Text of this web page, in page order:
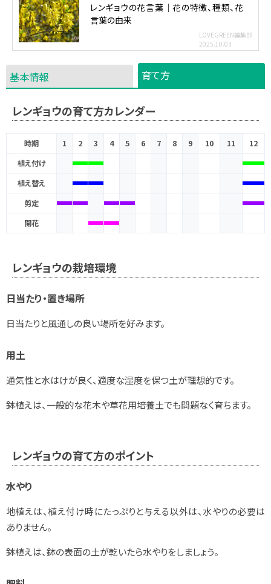
レンギョウの花言葉｜花の特徴、種類、花
言葉の由来
LOVEGREEN編集部
2025.10.03
基本情報 育て方
レンギョウの育て方カレンダー
時期 1 2 3 4 5 6 7 8 9 10 11
12
植え付け
植え替え
剪定
開花
レンギョウの栽培環境
日当たり・置き場所
日当たりと風通しの良い場所を好みます。
用土
通気性と水はけが良く、適度な湿度を保つ土が理想的です。
鉢植えは、一般的な花木や草花用培養土でも問題なく育ちます。
レンギョウの育て方のポイント
水やり
地植えは、植え付け時にたっぷりと与える以外は、水やりの必要は
ありません。
鉢植えは、鉢の表面の土が乾いたら水やりをしましょう。